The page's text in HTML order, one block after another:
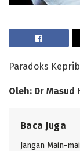
Paradoks
Oleh: Dr Masud
Baca Juga
Jangan Main-